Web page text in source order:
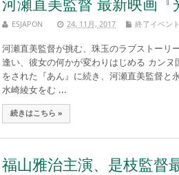
ESJAPON 24, 11月, 2017 終了イベン
河瀬直美監督が挑む、珠玉のラブストーリ
逢い、彼女の何かが変わりはじめる カン
をされた『あん』に続き、河瀬直美監督と
水崎綾女をむ ...
続きはこちら »
福山雅治主演、是枝監督